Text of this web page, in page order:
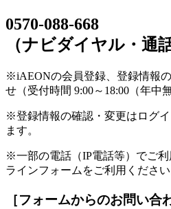
0570-088-668
（ナビダイヤル・通
※iAEONの会員登録、登録情報
せ（受付時間 9:00～18:00（年中
※登録情報の確認・変更はログ
ます。
※一部の電話（IP電話等）でご
ラインフォームをご利用ください
［フォームからのお問い合